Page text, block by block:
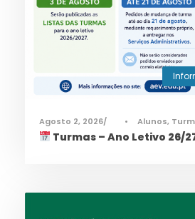
Agosto 2, 2026 • Alunos,
Turmas – Ano Letivo 26/